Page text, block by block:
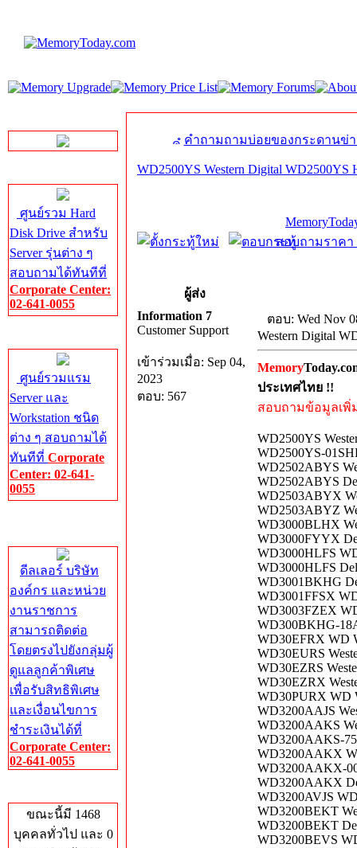
ศูนย์รวม Hard
Disk Drive สำหรับ
Server รุ่นต่าง ๆ
สอบถามได้ทันทีที่
Corporate Center:
02-641-0055
ศูนย์รวมแรม
Server และ
Workstation ชนิด
ต่าง ๆ สอบถามได้
ทันทีที่ Corporate
Center: 02-641-
0055
ดีลเลอร์ บริษัท
องค์กร และหน่วย
งานราชการ
สามารถติดต่อ
โดยตรงไปยังกลุ่มผู้
ดูแลลูกค้าพิเศษ
เพื่อรับสิทธิพิเศษ
และเงื่อนไขการ
ชำระเงินได้ที่
Corporate Center:
02-641-0055
ขณะนี้มี 1468
บุคคลทั่วไป และ 0
คำถามถามบ่อยของกระดานข่
WD2500YS Western Digital WD2500YS
สอบถามราคา
ผู้ส่ง
Information 7
Customer Support
เข้าร่วมเมื่อ: Sep 04,
2023
ตอบ: 567
ตอบ: Wed Nov
Western Digital
Memory
ประเทศไทย !!
สอบถามข้อมูลเพิ่
WD2500YS
WD2500YS-
WD2502ABYS
WD2502ABYS
WD2503ABYX
WD2503ABYZ
WD3000BLHX
WD3000FYYX
WD3000HLFS
WD3000HLFS
WD3001BKHG
WD3001FFSX
WD3003FZEX
WD300BKHG-
WD30EFRX WD
WD30EURS
WD30EZRS
WD30EZRX
WD30PURX WD
WD3200AAJS
WD3200AAKS
WD3200AAKS-
WD3200AAKX
WD3200AAKX-
WD3200AAKX
WD3200AVJS
WD3200BEKT
WD3200BEKT
WD3200BEVS